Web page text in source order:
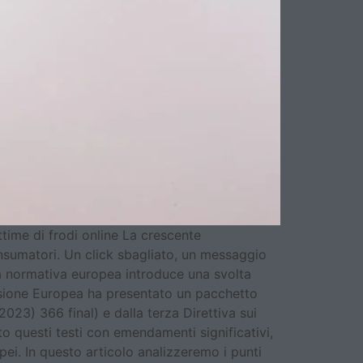
di frodi online La crescente
Un click sbagliato, un messaggio
europea introduce una svolta
Europea ha presentato un pacchetto
366 final) e dalla terza Direttiva sui
questi testi con emendamenti significativi,
In questo articolo analizzeremo i punti